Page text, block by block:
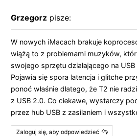
Grzegorz pisze:
W nowych iMacach brakuje
wiążą to z problemami muzyków,
swojego sprzętu działającego na
Pojawia się spora latencja i glitche
ponoć właśnie dlatego, że T2 nie
z USB 2.0. Co ciekawe, wystarczy
przez hub USB z zasilaniem i
Zaloguj się, aby odpowiedzieć